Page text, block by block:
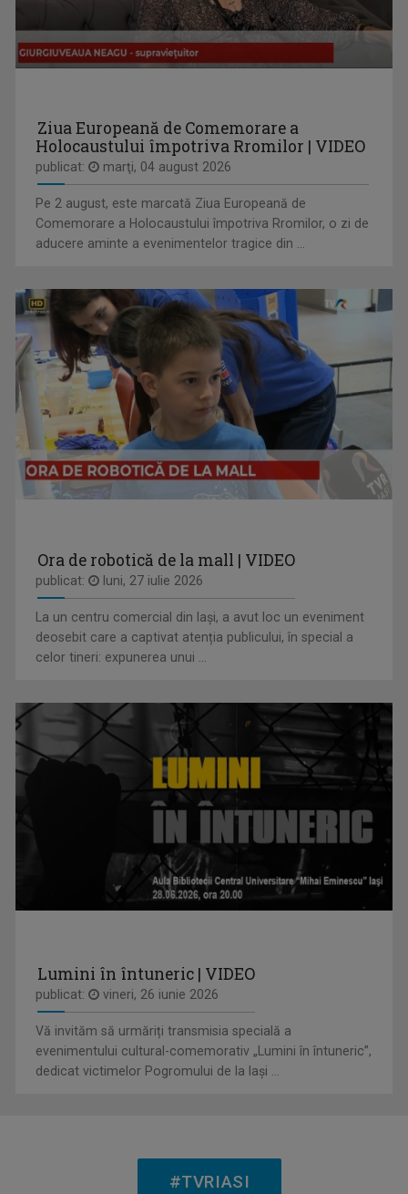
REPORTER SPECIAL
PLAY
TELEJURNAL REGIONAL
Informații corecte și obiective, relatări în ...
FAMILION
Magazin de familie și divertisment
IULIAN LECA
Din 2022 a revenit la TVR Iaşi unde realizează ...
STELIANA ORĂŞANU
Vă întâlniţi cu Steliana Orăşanu la ...
LAURA LUCESCU
Nu împlinise 20 de ani când a început să vadă ...
Ziua Europeană de Comemorare a
Holocaustului împotriva Rromilor | VIDEO
publicat: marţi, 04 august 2026
Pe 2 august, este marcată Ziua Europeană de
Comemorare a Holocaustului împotriva Rromilor, o zi de
aducere aminte a evenimentelor tragice din ...
Ora de robotică de la mall | VIDEO
publicat: luni, 27 iulie 2026
La un centru comercial din Iași, a avut loc un eveniment
deosebit care a captivat atenția publicului, în special a
celor tineri: expunerea unui ...
Lumini în întuneric | VIDEO
publicat: vineri, 26 iunie 2026
Vă invităm să urmăriți transmisia specială a
evenimentului cultural-comemorativ „Lumini în întuneric”,
dedicat victimelor Pogromului de la Iași ...
#TVRIASI